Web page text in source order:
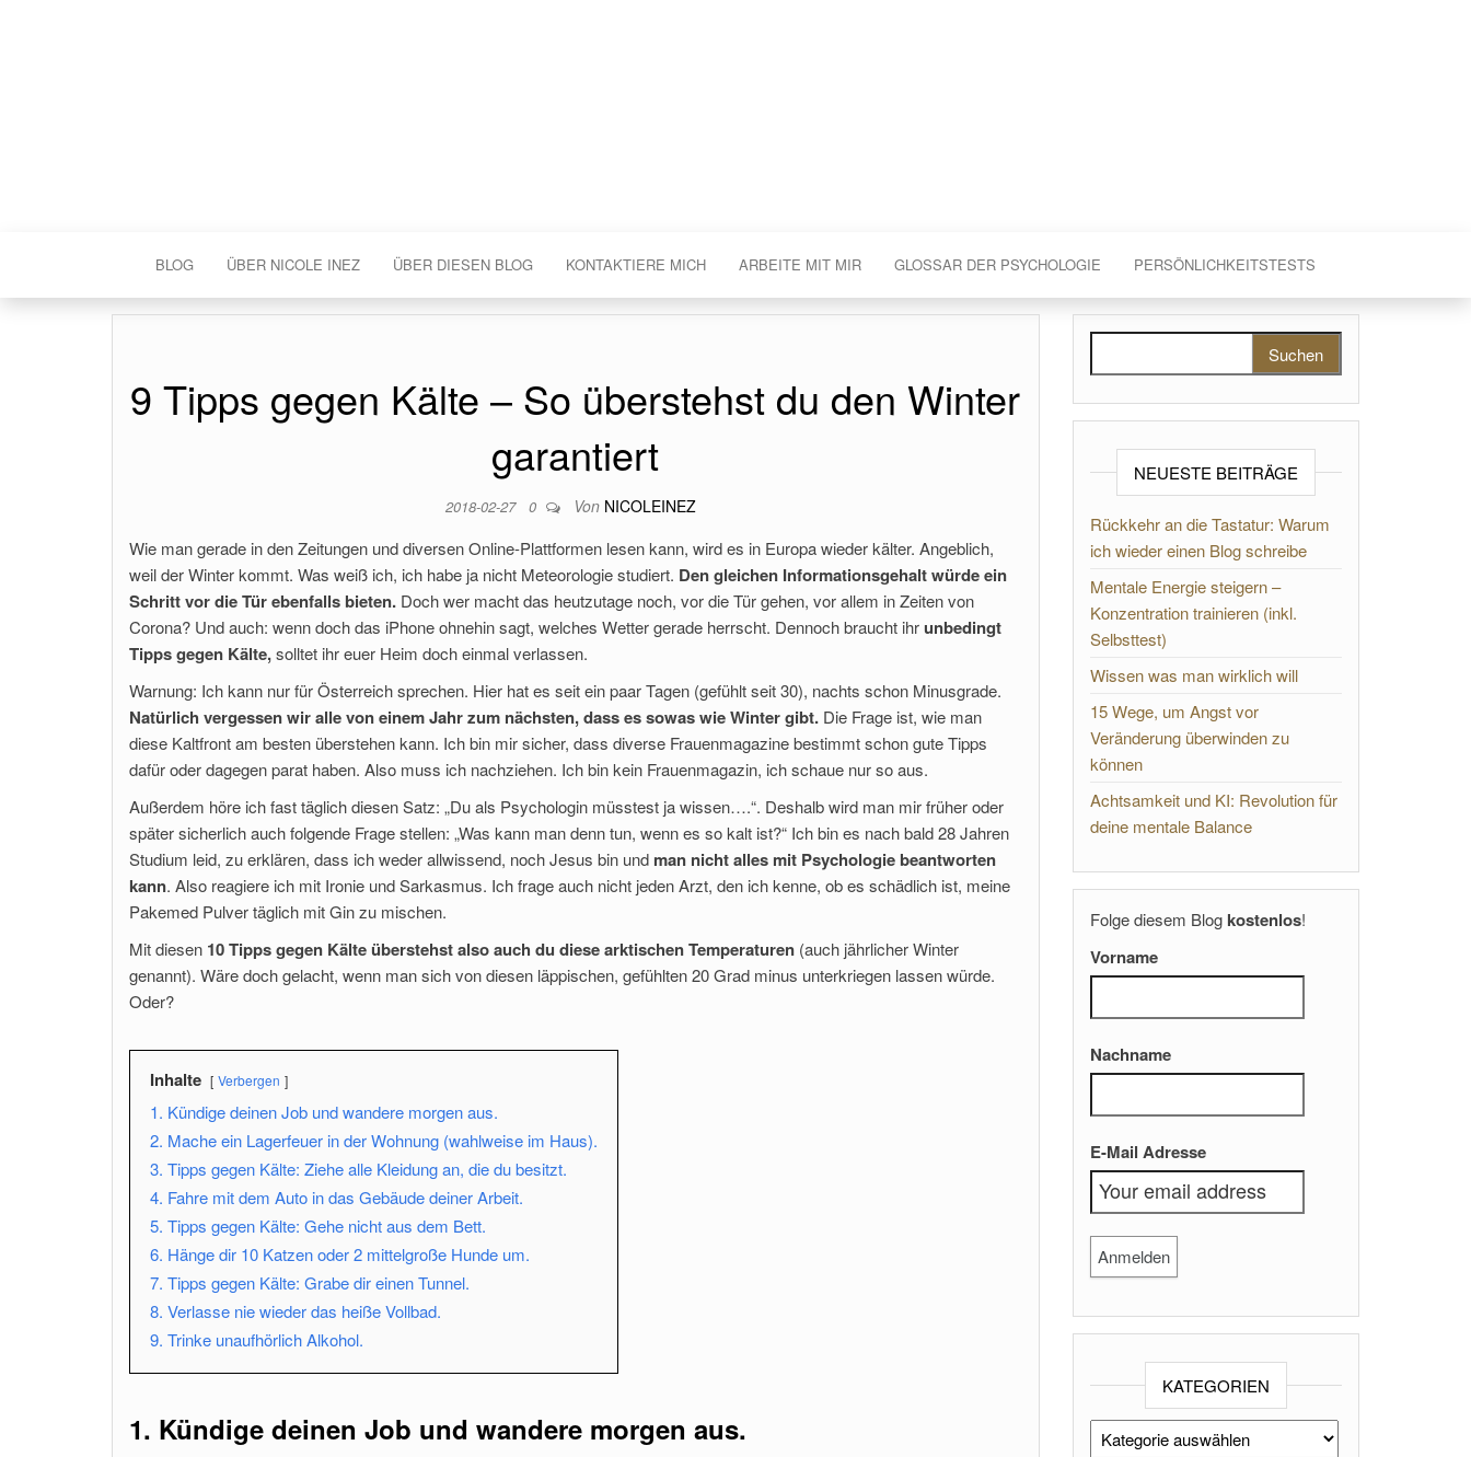
BLOG ÜBER NICOLE INEZ ÜBER DIESEN BLOG KONTAKTIERE MICH ARBEITE MIT MIR GLOSSAR DER PSYCHOLOGIE PERSÖNLICHKEITSTESTS
9 Tipps gegen Kälte – So überstehst du den Winter
garantiert
2018-02-27 0 Von NICOLEINEZ
Wie man gerade in den Zeitungen und diversen Online-Plattformen lesen kann, wird es in Europa wieder kälter. Angeblich,
weil der Winter kommt. Was weiß ich, ich habe ja nicht Meteorologie studiert. Den gleichen Informationsgehalt würde ein
Schritt vor die Tür ebenfalls bieten. Doch wer macht das heutzutage noch, vor die Tür gehen, vor allem in Zeiten von
Corona? Und auch: wenn doch das iPhone ohnehin sagt, welches Wetter gerade herrscht. Dennoch braucht ihrunbedingt
Tipps gegen Kälte,solltet ihr euer Heim doch einmal verlassen.
Warnung: Ich kann nur für Österreich sprechen. Hier hat es seit ein paar Tagen (gefühlt seit 30), nachts schon Minusgrade.
Natürlich vergessen wir alle von einem Jahr zum nächsten, dass es sowas wie Winter gibt. Die Frage ist, wie man
diese Kaltfront am besten überstehen kann. Ich bin mir sicher, dass diverse Frauenmagazine bestimmt schon gute Tipps
dafür oder dagegen parat haben. Also muss ich nachziehen. Ich bin kein Frauenmagazin, ich schaue nur so aus.
Außerdem höre ich fast täglich diesen Satz: „Du als Psychologin müsstest ja wissen….“. Deshalb wird man mir früher oder
später sicherlich auch folgende Frage stellen: „Was kann man denn tun, wenn es so kalt ist?“ Ich bin es nach bald 28 Jahren
Studium leid, zu erklären, dass ich weder allwissend, noch Jesus bin und man nicht alles mit Psychologie beantworten
kann. Also reagiere ich mit Ironie und Sarkasmus. Ich frage auch nicht jeden Arzt, den ich kenne, ob es schädlich ist, meine
Pakemed Pulver täglich mit Gin zu mischen.
Mit diesen 10 Tipps gegen Kälte überstehst also auch du diese arktischen Temperaturen (auch jährlicher Winter
genannt). Wäre doch gelacht, wenn man sich von diesen läppischen, gefühlten 20 Grad minus unterkriegen lassen würde.
Oder?
Inhalte Verbergen
1. Kündige deinen Job und wandere morgen aus.
2. Mache ein Lagerfeuer in der Wohnung (wahlweise im Haus).
3. Tipps gegen Kälte: Ziehe alle Kleidung an, die du besitzt.
4. Fahre mit dem Auto in das Gebäude deiner Arbeit.
5. Tipps gegen Kälte: Gehe nicht aus dem Bett.
6. Hänge dir 10 Katzen oder 2 mittelgroße Hunde um.
7. Tipps gegen Kälte: Grabe dir einen Tunnel.
8. Verlasse nie wieder das heiße Vollbad.
9. Trinke unaufhörlich Alkohol.
1. Kündige deinen Job und wandere morgen aus.
NEUESTE BEITRÄGE
Rückkehr an die Tastatur: Warum
ich wieder einen Blog schreibe
Mentale Energie steigern –
Konzentration trainieren (inkl.
Selbsttest)
Wissen was man wirklich will
15 Wege, um Angst vor
Veränderung überwinden zu
können
Achtsamkeit und KI: Revolution für
deine mentale Balance
Folge diesem Blog kostenlos!
Vorname
Nachname
E-Mail Adresse
KATEGORIEN
Kategorien